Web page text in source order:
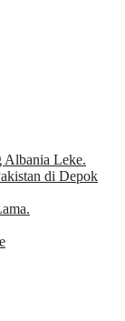
Albania Leke.
di Depok